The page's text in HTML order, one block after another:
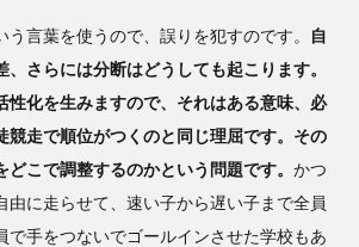
う言葉を使うので、誤りを犯すのです。
自
さらには分断はどうしても起こります。
性化を生みますので、それはある意味、必
競走で順位がつくのと同じ理屈です。その
こで調整するのかという問題です。 かつ
由に走らせて、速い子から遅い子まで全員
で手をつないでゴールインさせた学校もあ